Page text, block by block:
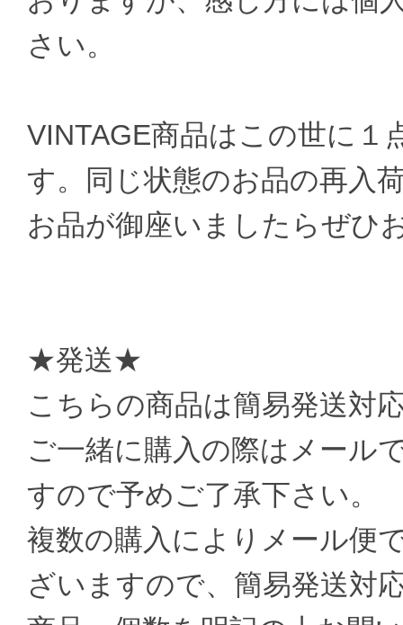
さい。
VINTAGE商品はこの世に１
す。同じ状態のお品の再入
お品が御座いましたらぜひ
★発送★
こちらの商品は簡易発送対
ご一緒に購入の際はメール
すので予めご了承下さい。
複数の購入によりメール便
ざいますので、簡易発送対